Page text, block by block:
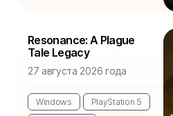
Resonance: A Plague
Tale Legacy
27 августа 2026 года
Windows PlayStation 5